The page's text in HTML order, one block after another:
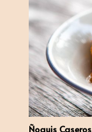
Ñoquis Caseros